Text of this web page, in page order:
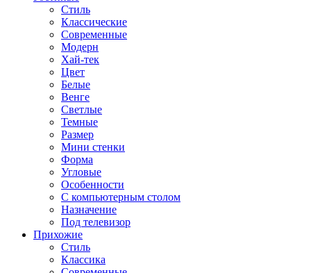
Стиль
Классические
Современные
Модерн
Хай-тек
Цвет
Белые
Венге
Светлые
Темные
Размер
Мини стенки
Форма
Угловые
Особенности
С компьютерным столом
Назначение
Под телевизор
Прихожие
Стиль
Классика